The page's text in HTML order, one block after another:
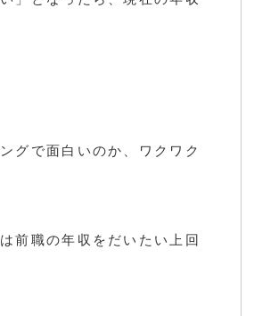
グで面白いのか、ワクワク
前職の年収をだいたい上回